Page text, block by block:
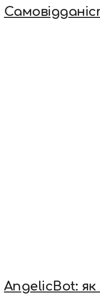
AngelicBot: